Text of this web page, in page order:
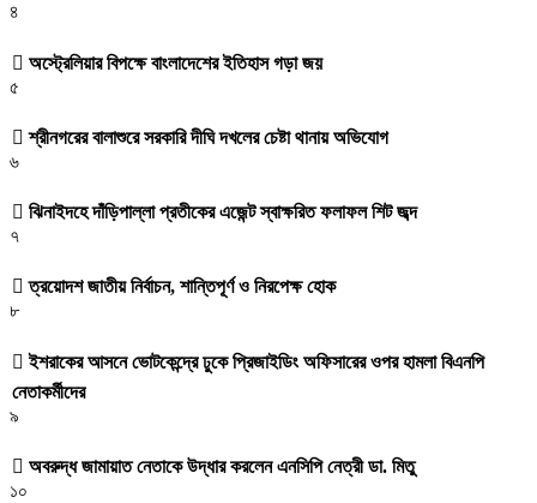
৪
অস্ট্রেলিয়ার বিপক্ষে বাংলাদেশের ইতিহাস গড়া জয়
৫
শ্রীনগরের বালাশুরে সরকারি দীঘি দখলের চেষ্টা থানায় অভিযোগ
৬
ঝিনাইদহে দাঁড়িপাল্লা প্রতীকের এজেন্ট স্বাক্ষরিত ফলাফল শিট জব্দ
৭
ত্রয়োদশ জাতীয় নির্বাচন, শান্তিপূর্ণ ও নিরপেক্ষ হোক
৮
ইশরাকের আসনে ভোটকেন্দ্রে ঢুকে প্রিজাইডিং অফিসারের ওপর হামলা বিএনপি
নেতাকর্মীদের
৯
অবরুদ্ধ জামায়াত নেতাকে উদ্ধার করলেন এনসিপি নেত্রী ডা. মিতু
১০